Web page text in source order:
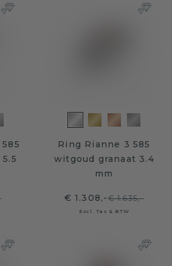
Ring Rianne 3 585
witgoud granaat 3.4
mm
€ 1.308,-€ 1.635,-
Excl. Tax & BTW